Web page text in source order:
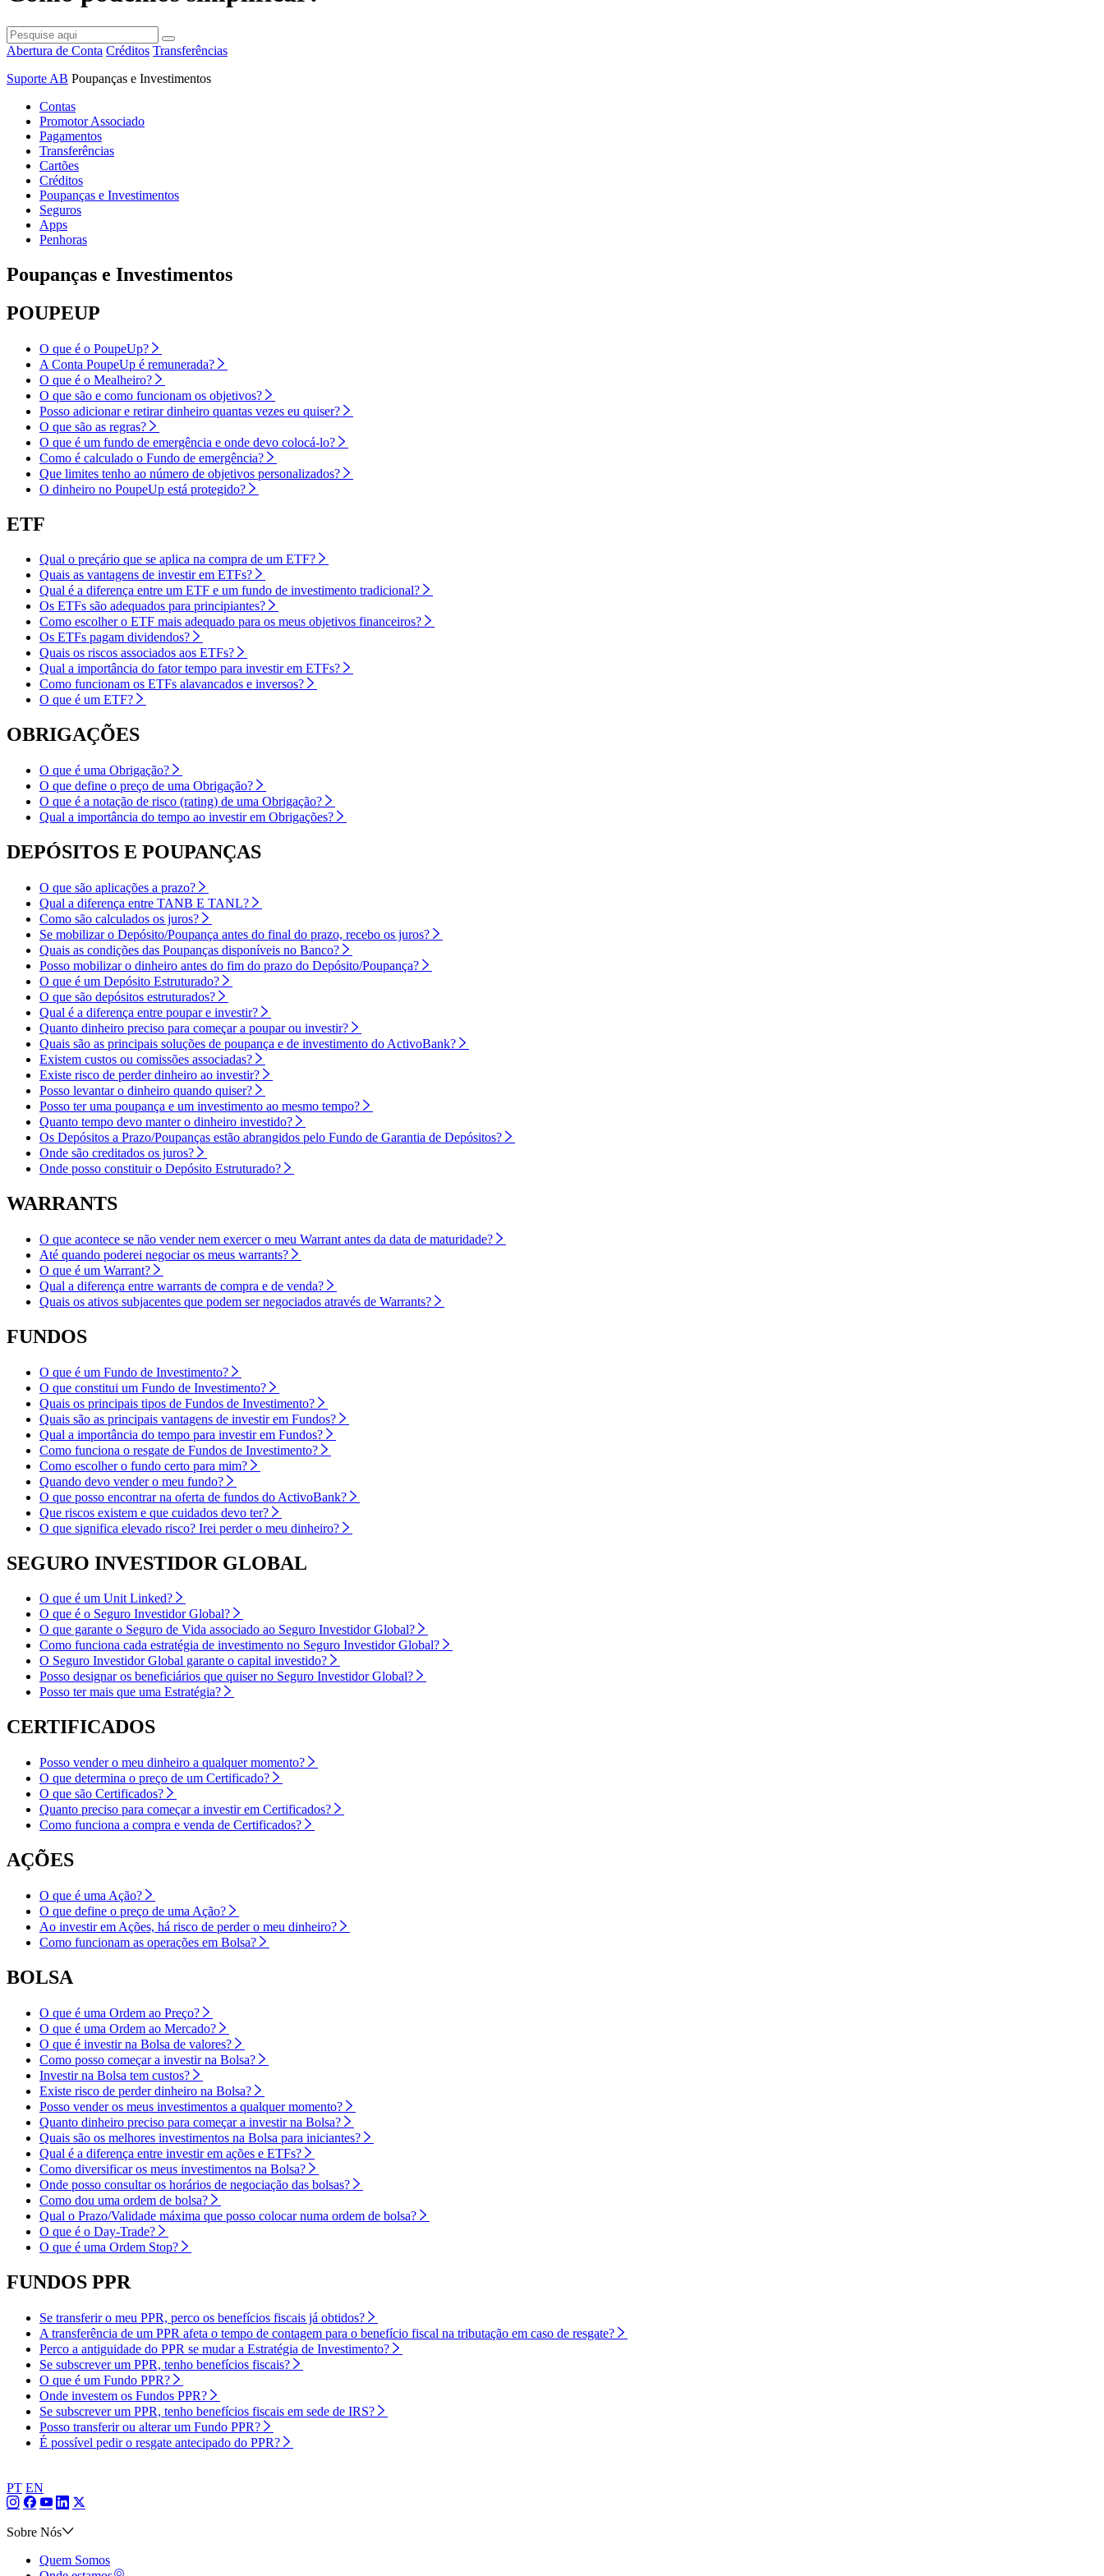
Abertura de Conta Créditos Transferências
Suporte AB Poupanças e Investimentos
Contas
Promotor Associado
Pagamentos
Transferências
Cartões
Créditos
Poupanças e Investimentos
Seguros
Apps
Penhoras
Poupanças e Investimentos
POUPEUP
O que é o PoupeUp?
A Conta PoupeUp é remunerada?
O que é o Mealheiro?
O que são e como funcionam os objetivos?
Posso adicionar e retirar dinheiro quantas vezes eu quiser?
O que são as regras?
O que é um fundo de emergência e onde devo colocá-lo?
Como é calculado o Fundo de emergência?
Que limites tenho ao número de objetivos personalizados?
O dinheiro no PoupeUp está protegido?
ETF
Qual o preçário que se aplica na compra de um ETF?
Quais as vantagens de investir em ETFs?
Qual é a diferença entre um ETF e um fundo de investimento tradicional?
Os ETFs são adequados para principiantes?
Como escolher o ETF mais adequado para os meus objetivos financeiros?
Os ETFs pagam dividendos?
Quais os riscos associados aos ETFs?
Qual a importância do fator tempo para investir em ETFs?
Como funcionam os ETFs alavancados e inversos?
O que é um ETF?
OBRIGAÇÕES
O que é uma Obrigação?
O que define o preço de uma Obrigação?
O que é a notação de risco (rating) de uma Obrigação?
Qual a importância do tempo ao investir em Obrigações?
DEPÓSITOS E POUPANÇAS
O que são aplicações a prazo?
Qual a diferença entre TANB E TANL?
Como são calculados os juros?
Se mobilizar o Depósito/Poupança antes do final do prazo, recebo os juros?
Quais as condições das Poupanças disponíveis no Banco?
Posso mobilizar o dinheiro antes do fim do prazo do Depósito/Poupança?
O que é um Depósito Estruturado?
O que são depósitos estruturados?
Qual é a diferença entre poupar e investir?
Quanto dinheiro preciso para começar a poupar ou investir?
Quais são as principais soluções de poupança e de investimento do ActivoBank?
Existem custos ou comissões associadas?
Existe risco de perder dinheiro ao investir?
Posso levantar o dinheiro quando quiser?
Posso ter uma poupança e um investimento ao mesmo tempo?
Quanto tempo devo manter o dinheiro investido?
Os Depósitos a Prazo/Poupanças estão abrangidos pelo Fundo de Garantia de Depósitos?
Onde são creditados os juros?
Onde posso constituir o Depósito Estruturado?
WARRANTS
O que acontece se não vender nem exercer o meu Warrant antes da data de maturidade?
Até quando poderei negociar os meus warrants?
O que é um Warrant?
Qual a diferença entre warrants de compra e de venda?
Quais os ativos subjacentes que podem ser negociados através de Warrants?
FUNDOS
O que é um Fundo de Investimento?
O que constitui um Fundo de Investimento?
Quais os principais tipos de Fundos de Investimento?
Quais são as principais vantagens de investir em Fundos?
Qual a importância do tempo para investir em Fundos?
Como funciona o resgate de Fundos de Investimento?
Como escolher o fundo certo para mim?
Quando devo vender o meu fundo?
O que posso encontrar na oferta de fundos do ActivoBank?
Que riscos existem e que cuidados devo ter?
O que significa elevado risco? Irei perder o meu dinheiro?
SEGURO INVESTIDOR GLOBAL
O que é um Unit Linked?
O que é o Seguro Investidor Global?
O que garante o Seguro de Vida associado ao Seguro Investidor Global?
Como funciona cada estratégia de investimento no Seguro Investidor Global?
O Seguro Investidor Global garante o capital investido?
Posso designar os beneficiários que quiser no Seguro Investidor Global?
Posso ter mais que uma Estratégia?
CERTIFICADOS
Posso vender o meu dinheiro a qualquer momento?
O que determina o preço de um Certificado?
O que são Certificados?
Quanto preciso para começar a investir em Certificados?
Como funciona a compra e venda de Certificados?
AÇÕES
O que é uma Ação?
O que define o preço de uma Ação?
Ao investir em Ações, há risco de perder o meu dinheiro?
Como funcionam as operações em Bolsa?
BOLSA
O que é uma Ordem ao Preço?
O que é uma Ordem ao Mercado?
O que é investir na Bolsa de valores?
Como posso começar a investir na Bolsa?
Investir na Bolsa tem custos?
Existe risco de perder dinheiro na Bolsa?
Posso vender os meus investimentos a qualquer momento?
Quanto dinheiro preciso para começar a investir na Bolsa?
Quais são os melhores investimentos na Bolsa para iniciantes?
Qual é a diferença entre investir em ações e ETFs?
Como diversificar os meus investimentos na Bolsa?
Onde posso consultar os horários de negociação das bolsas?
Como dou uma ordem de bolsa?
Qual o Prazo/Validade máxima que posso colocar numa ordem de bolsa?
O que é o Day-Trade?
O que é uma Ordem Stop?
FUNDOS PPR
Se transferir o meu PPR, perco os benefícios fiscais já obtidos?
A transferência de um PPR afeta o tempo de contagem para o benefício fiscal na tributação em caso de resgate?
Perco a antiguidade do PPR se mudar a Estratégia de Investimento?
Se subscrever um PPR, tenho benefícios fiscais?
O que é um Fundo PPR?
Onde investem os Fundos PPR?
Se subscrever um PPR, tenho benefícios fiscais em sede de IRS?
Posso transferir ou alterar um Fundo PPR?
É possível pedir o resgate antecipado do PPR?
PT EN
Sobre Nós
Quem Somos